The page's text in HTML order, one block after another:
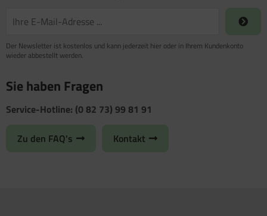
Der Newsletter ist kostenlos und kann jederzeit hier oder in Ihrem Kundenkonto
wieder abbestellt werden.
Sie haben Fragen
Service-Hotline: (0 82 73) 99 81 91
Zu den FAQ's Kontakt